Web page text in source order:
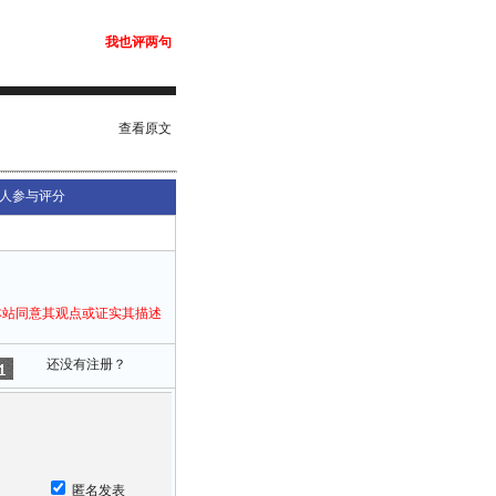
我也评两句
查看原文
参与评分
同意其观点或证实其描述
还没有注册？
匿名发表